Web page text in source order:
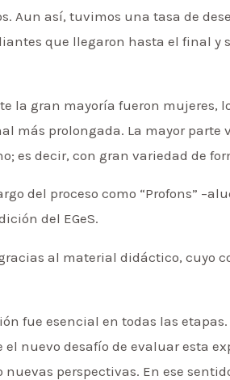
Aun así, tuvimos una tasa de
que llegaron hasta el final y
gran mayoría fueron mujeres,
más prolongada. La mayor parte
es decir, con gran variedad de
del proceso como “Profons”
del EGeS.
al material didáctico, cuyo
fue esencial en todas las
nuevo desafío de evaluar esta
perspectivas. En ese